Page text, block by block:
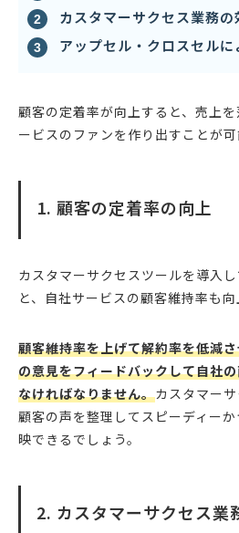
カスタマーサクセス業務の
アップセル・クロスセル
顧客の定着率が向上すると、売上
ービスのファンを作り出すことが可
1. 顧客の定着率の向上
カスタマーサクセスツールを導入
と、自社サービスの顧客維持率も向
顧客維持率を上げて解約率を低減
の意見をフィードバックして自社
なければなりません。カスタマー
顧客の声を整理してスピーディー
映できるでしょう。
2. カスタマーサクセス業